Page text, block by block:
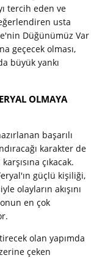
tercih eden ve
usta
Düğünümüz Var
geçecek olması,
büyük yankı
OLMAYA
başarılı
karakter de
çıkacak.
güçlü kişiliği,
olayların akışını
en çok
olan yapımda
çeken